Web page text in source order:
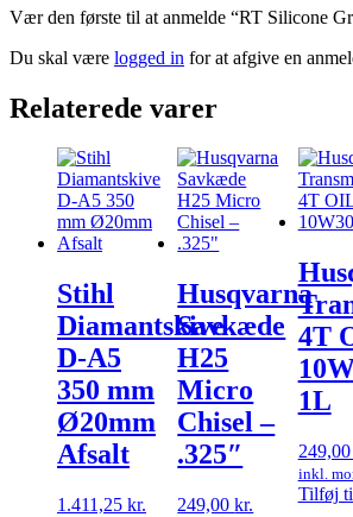
Vær den første til at anmelde “RT Silicone
Du skal være logged in for at afgive en
Relaterede varer
Stihl
Diamantskive
D-A5
350 mm
Ø20mm
Afsalt
1.411,25 kr.
Husqvarna
Savkæde
H25
Micro
Chisel –
.325″
249,00kr.
4T
1L
249,00
inkl.
Tilføj